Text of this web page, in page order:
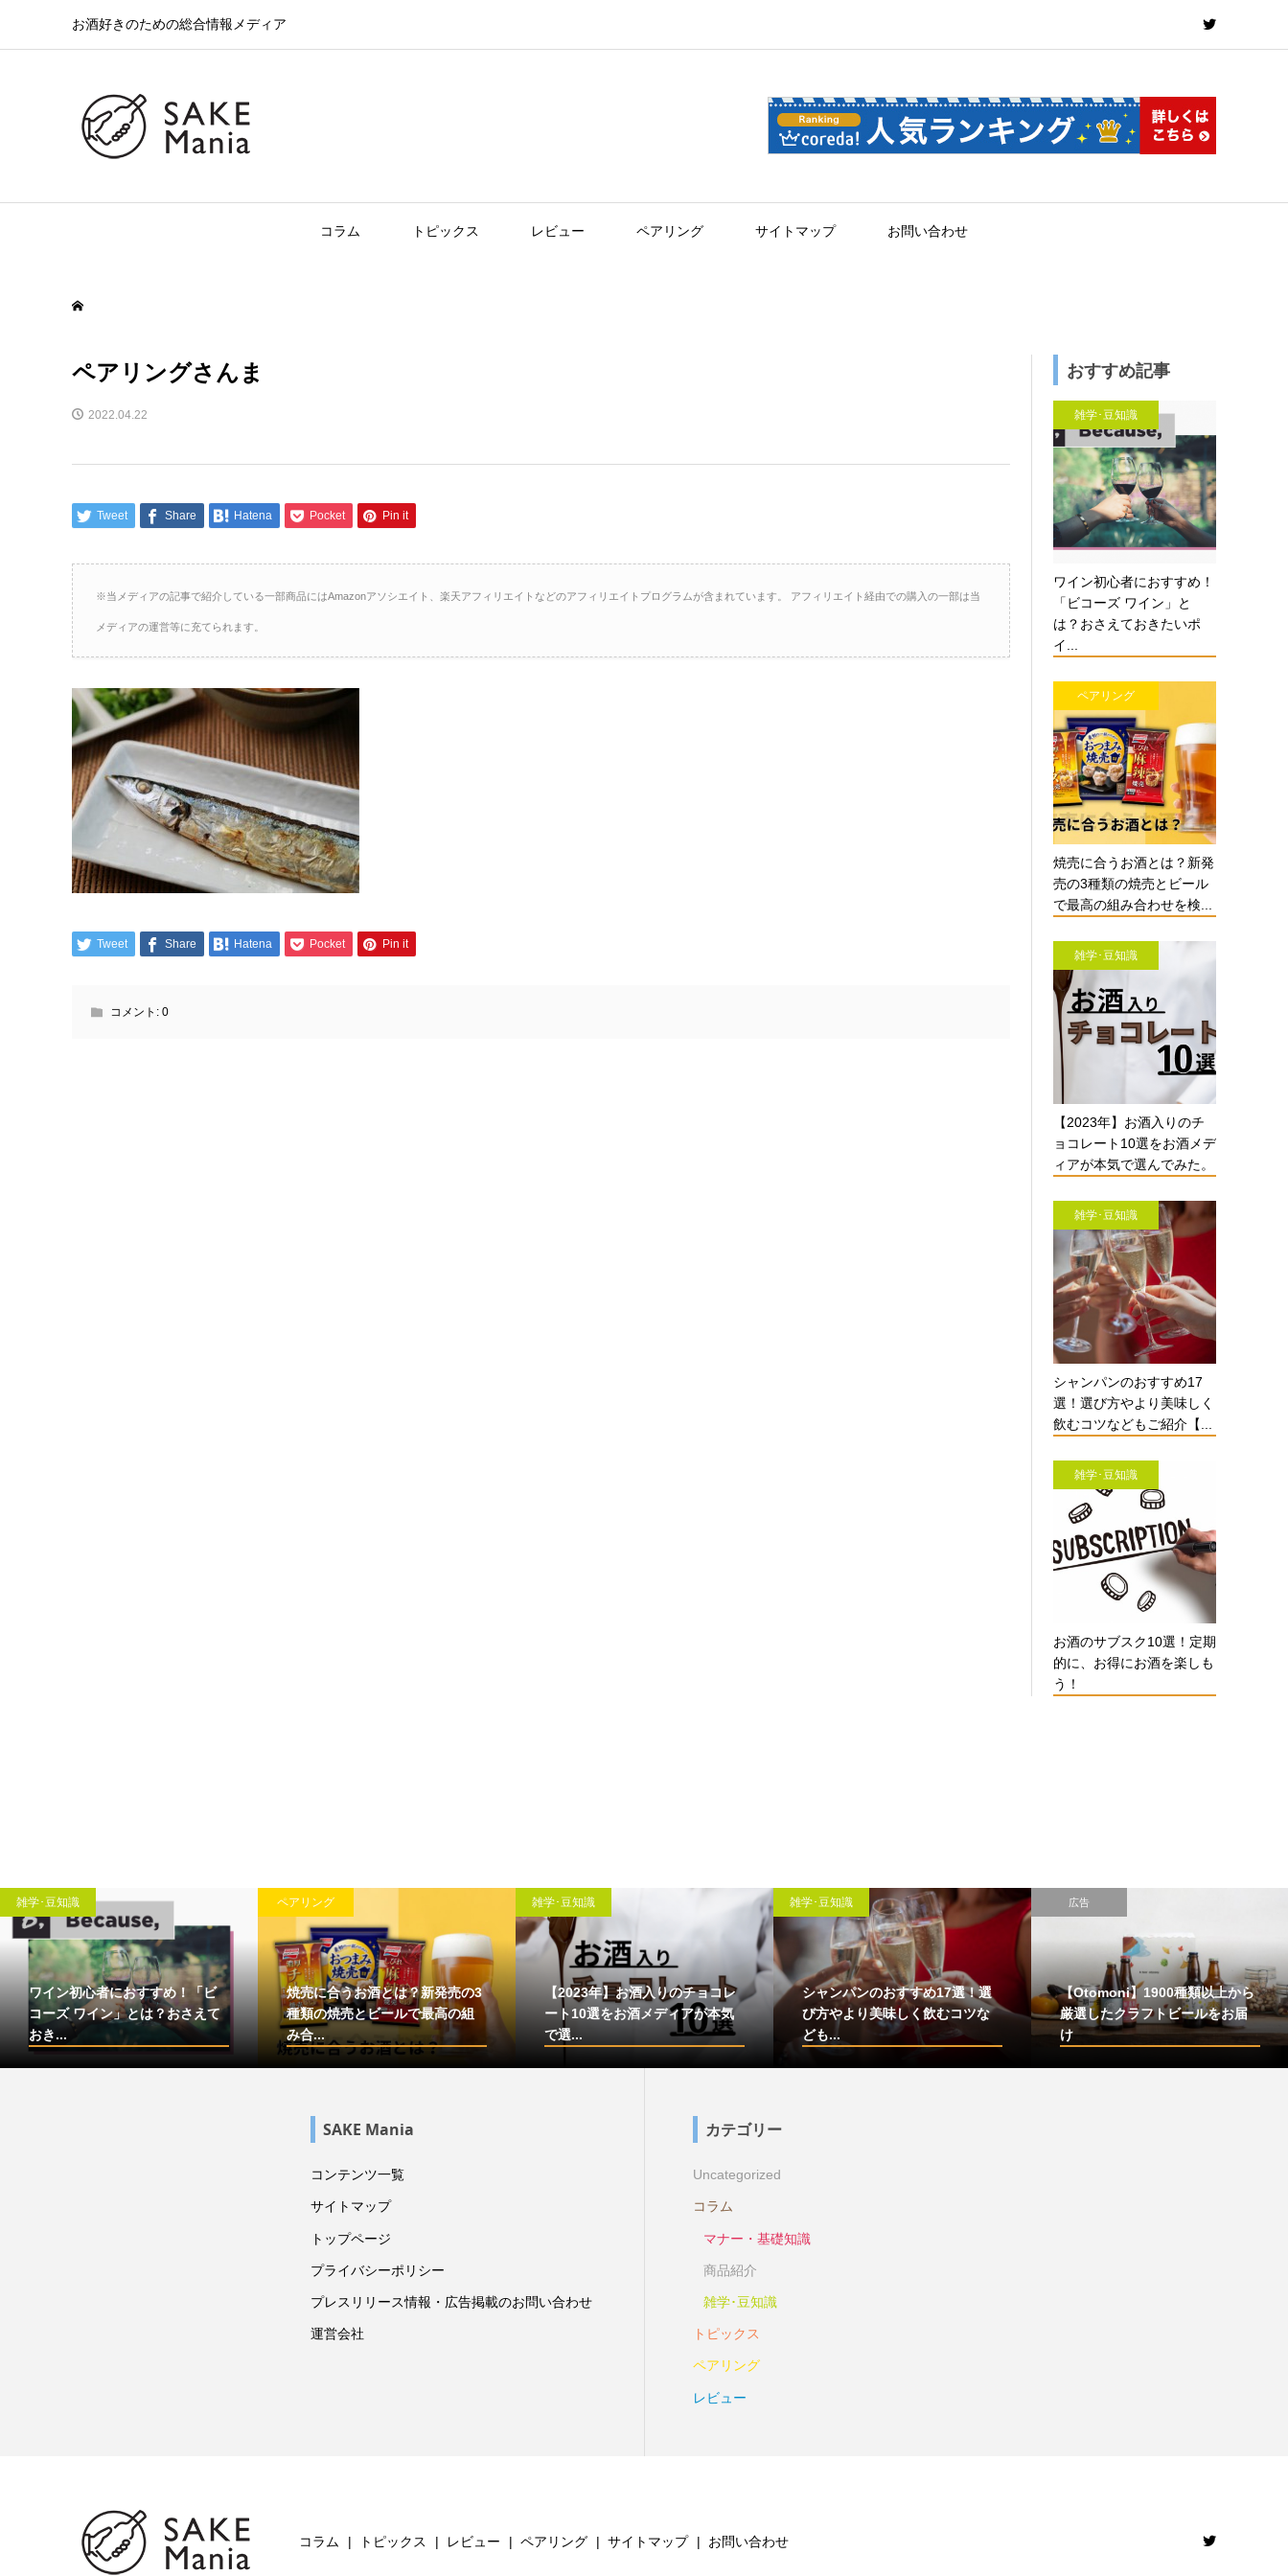
お酒好きのための総合情報メディア
コラム トピックス レビュー ペアリング サイトマップ お問い合わせ
ペアリングさんま
2022.04.22
Tweet Share Hatena Pocket Pin it
※当メディアの記事で紹介している一部商品にはAmazonアソシエイト、楽天アフィリエイトなどのアフィリエイトプログラムが含まれています。 アフィリエイト経由での購入の一部は当
メディアの運営等に充てられます。
Tweet Share Hatena Pocket Pin it
コメント: 0
おすすめ記事
雑学･豆知識
ワイン初心者におすすめ！
「ビコーズ ワイン」と
は？おさえておきたいポ
イ...
ペアリング
焼売に合うお酒とは？新発
売の3種類の焼売とビール
で最高の組み合わせを検...
雑学･豆知識
【2023年】お酒入りのチ
ョコレート10選をお酒メデ
ィアが本気で選んでみた。
雑学･豆知識
シャンパンのおすすめ17
選！選び方やより美味しく
飲むコツなどもご紹介【...
雑学･豆知識
お酒のサブスク10選！定期
的に、お得にお酒を楽しも
う！
雑学･豆知識
ワイン初心者におすすめ！「ビ
コーズ ワイン」とは？おさえて
おき...
ペアリング
焼売に合うお酒とは？新発売の3
種類の焼売とビールで最高の組
み合...
雑学･豆知識
【2023年】お酒入りのチョコレ
ート10選をお酒メディアが本気
で選...
雑学･豆知識
シャンパンのおすすめ17選！選
び方やより美味しく飲むコツな
ども...
広告
【Otomoni】1900種類以上から
厳選したクラフトビールをお届
け
SAKE Mania
コンテンツ一覧
サイトマップ
トップページ
プライバシーポリシー
プレスリリース情報・広告掲載のお問い合わせ
運営会社
カテゴリー
Uncategorized
コラム
マナー・基礎知識
商品紹介
雑学･豆知識
トピックス
ペアリング
レビュー
コラム トピックス レビュー ペアリング サイトマップ お問い合わせ